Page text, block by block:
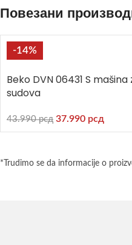
Повезани
-14%
Beko DVN 06431 S
sudova
43.990рсд 37.990 рсд
*Trudimo se da informacije o